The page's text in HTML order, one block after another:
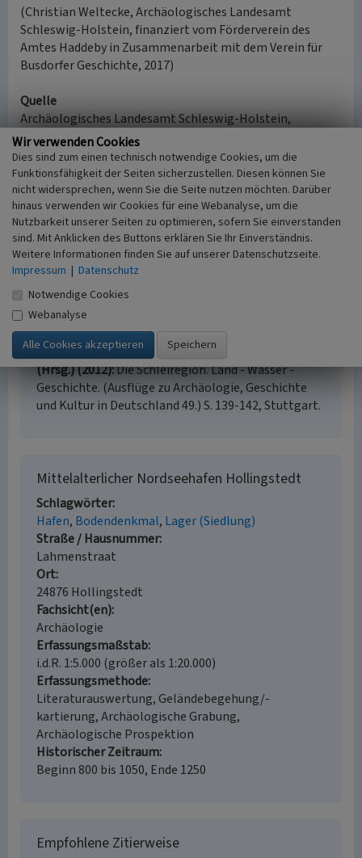
(Christian Weltecke, Archäologisches Landesamt
Schleswig-Holstein, finanziert vom Förderverein des
Amtes Haddeby in Zusammenarbeit mit dem Verein für
Busdorfer Geschichte, 2017)
Quelle
Archäologisches Landesamt Schleswig-Holstein,
Denkmalarchiv, Gesamtbeschreibung von Haithabu-
Danewerk nach H. H. Andersen.
Internet
www.haithabu-danewerk.de: Haithabu und Danewerk
(Abgerufen: 31.05.2017)
nach oben
Literatur
Andersen, H. Hellmuth (1995)
Früh- und Hochmittelalter. Flensburg.
Carnap-Bornheim, Claus von; Segschneider, Martin
(Hrsg.) (2012) Die Schleiregion. Land - Wasser -
Geschichte. (Ausflüge zu Archäologie, Geschichte
und Kultur in Deutschland 49.) S. 139-142, Stuttgart.
Mittelalterlicher Nordseehafen Hollingstedt
Schlagwörter
Hafen Bodendenkmal Lager (Siedlung)
Straße / Hausnummer
Lahmenstraat
Ort
24876 Hollingstedt
Fachsicht(en)
Archäologie
Erfassungsmaßstab
i.d.R. 1:5.000 (größer als 1:20.000)
Erfassungsmethode
Literaturauswertung, Geländebegehung/-
kartierung, Archäologische Grabung,
Archäologische Prospektion
Historischer Zeitraum
Beginn 800 bis 1050, Ende 1250
Empfohlene Zitierweise
Wir verwenden Cookies
Dies sind zum einen technisch notwendige Cookies, um die
Funktionsfähigkeit der Seiten sicherzustellen. Diesen können Sie
nicht widersprechen, wenn Sie die Seite nutzen möchten. Darüber
hinaus verwenden wir Cookies für eine Webanalyse, um die
Nutzbarkeit unserer Seiten zu optimieren, sofern Sie einverstanden
sind. Mit Anklicken des Buttons erklären Sie Ihr Einverständnis.
Weitere Informationen finden Sie auf unserer Datenschutzseite.
Impressum | Datenschutz
Notwendige Cookies
Webanalyse